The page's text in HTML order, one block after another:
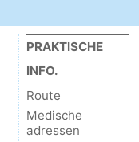
PRAKTISCHE
INFO.
Route
Medische
adressen